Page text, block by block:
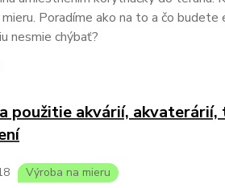
mieru. Poradíme ako na to a čo
nesmie chýbať?
použitie akvárií,
Výroba na mieru